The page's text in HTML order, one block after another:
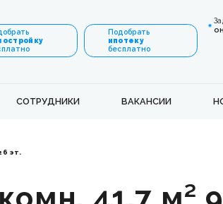
Подобрать
ипотеку
бесплатно
СОТРУДНИКИ ВАКАНСИИ
эт.